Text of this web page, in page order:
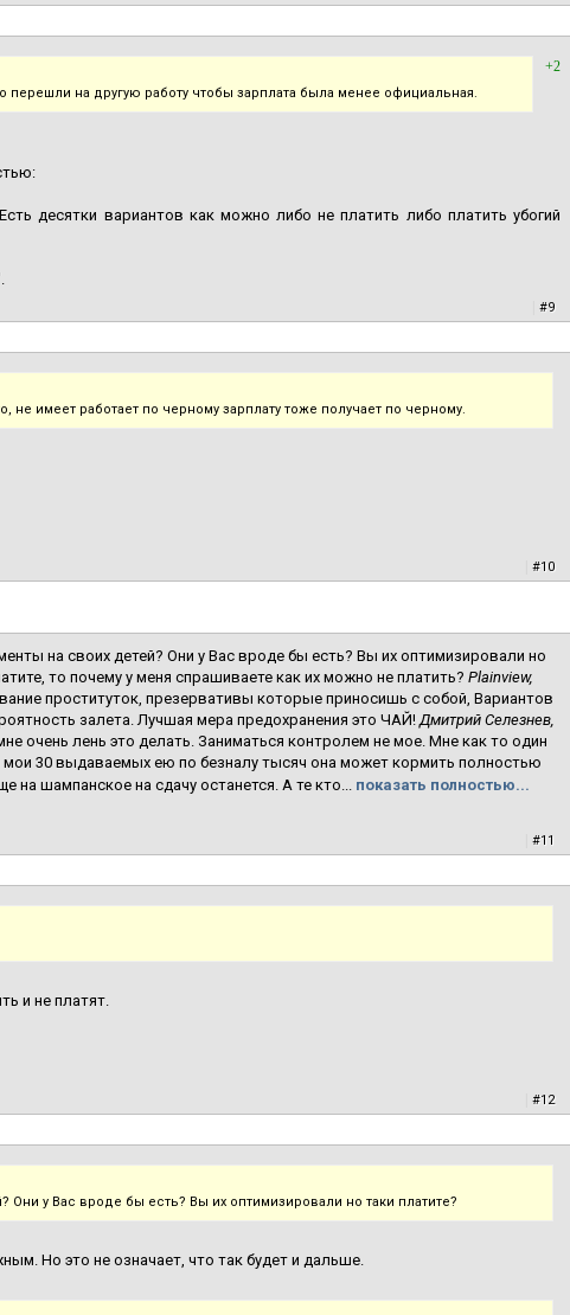
+2
перешли на другую работу чтобы зарплата была менее официальная.
десятки вариантов как можно либо не платить либо платить убогий
#9
не имеет работает по черному зарплату тоже получает по черному.
#10
на своих детей? Они у Вас вроде бы есть? Вы их оптимизировали но
то почему у меня спрашиваете как их можно не платить? Plainview,
проституток, презервативы которые приносишь с собой, Вариантов
залета. Лучшая мера предохранения это ЧАЙ!Дмитрий Селезнев,
очень лень это делать. Заниматься контролем не мое. Мне как то один
30 выдаваемых ею по безналу тысяч она может кормить полностью
на шампанское на сдачу останется. А те кто... показать полностью...
#11
и не платят.
#12
у Вас вроде бы есть? Вы их оптимизировали но таки платите?
Но это не означает, что так будет и дальше.